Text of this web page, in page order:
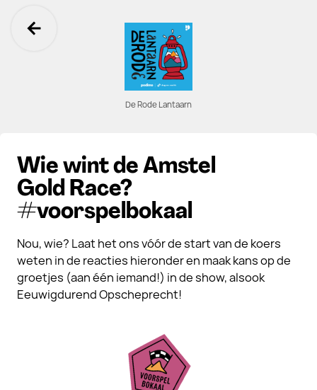
Ga terug
De Rode Lantaarn
Wie wint de Amstel
Gold Race?
#voorspelbokaal
Nou, wie? Laat het ons vóór de start van de koers
weten in de reacties hieronder en maak kans op de
groetjes (aan één iemand!) in de show, alsook
Eeuwigdurend Opscheprecht!